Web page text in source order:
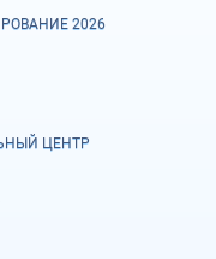
2026
ЦЕНТР